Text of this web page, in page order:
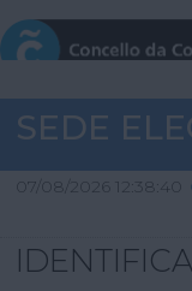
SEDE
07/08/2026 12:38:40